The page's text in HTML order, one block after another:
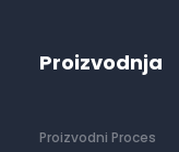
Proizvodnja
Proizvodni Proces